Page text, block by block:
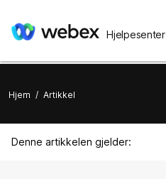
Hjelpesenter
Hjem / Artikkel
Denne artikkelen gjelder: